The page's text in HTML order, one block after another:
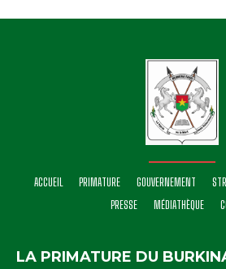
ACCUEIL PRIMATURE GOUVERNEMENT
PRESSE
MÉDIATHÈQUE
LA PRIMATURE DU